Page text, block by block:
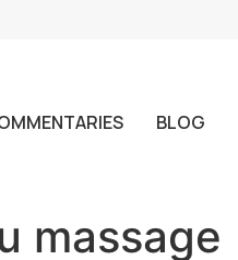
BLOG
massage